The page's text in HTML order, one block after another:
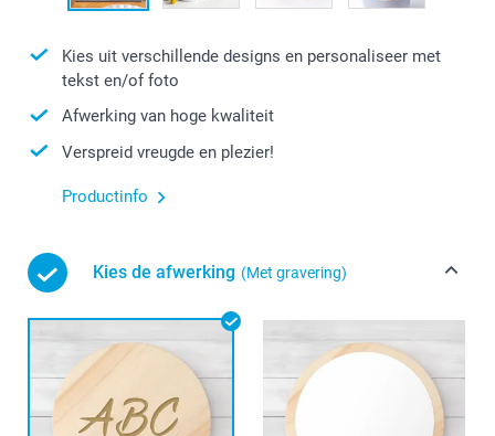
Kies uit verschillende designs en personaliseer met
tekst en/of foto
Afwerking van hoge kwaliteit
Verspreid vreugde en plezier!
Productinfo
Kies de afwerking (Met gravering)